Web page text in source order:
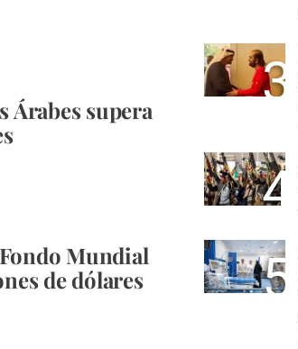
Árabes supera
Mundial
de dólares
3
4
5